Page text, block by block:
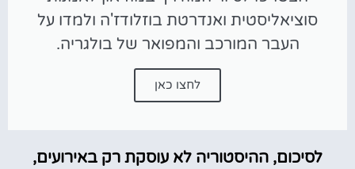
סוציאליסטית ואנדרטת בוזלודז'ה ולמדו על
העבר המורכב והמפואר של בולגריה.
לחצו כאן
לסיכום, ההיסטוריה לא עוסקת רק באירועים,